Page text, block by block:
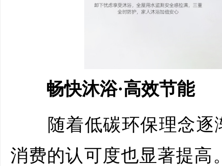
畅快沐浴·高效节能
随着低碳环保理念逐
消费的认可度也显著提高